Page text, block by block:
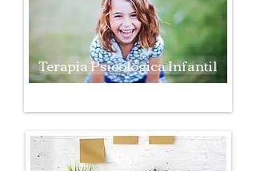
Terapia Psicológica Infantil